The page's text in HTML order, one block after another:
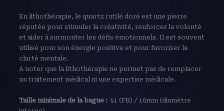
En lithothérapie, le quartz rutilé doré est une pierre
réputée pour stimuler la créativité, renforcer la volonté
et aider à surmonter les défis émotionnels. Il est souvent
utilisé pour son énergie positive et pour favoriser la
clarté mentale.
A noter que la lithothérapie ne permet pas de remplacer
un traitement médical ni une expertise médicale.
Taille minimale de la bague :51 (FR) / 16mm (diamètre